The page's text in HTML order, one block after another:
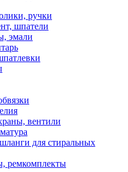
ручки
шпатели
эмали
вентили
для стиральных
ремкомплекты